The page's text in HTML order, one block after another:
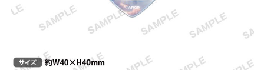
Special